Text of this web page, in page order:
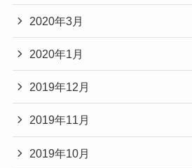
2020年3月
2020年1月
2019年12月
2019年11月
2019年10月